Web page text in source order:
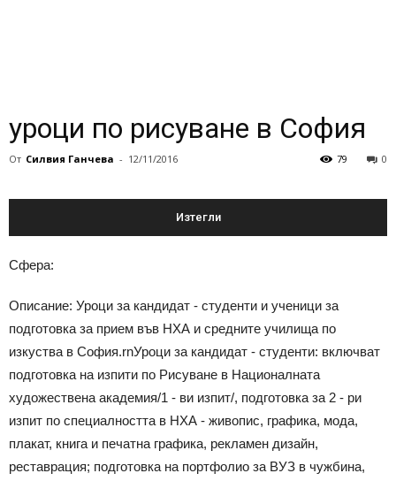
уроци по рисуване в София
От Силвия Ганчева - 12/11/2016 0
79
Изтегли
Сфера:
Описание: Уроци за кандидат - студенти и ученици за
подготовка за прием във НХА и средните училища по
изкуства в София.rnУроци за кандидат - студенти: включват
подготовка на изпити по Рисуване в Националната
художествена академия/1 - ви изпит/, подготовка за 2 - ри
изпит по специалността в НХА - живопис, графика, мода,
плакат, книга и печатна графика, рекламен дизайн,
реставрация; подготовка на портфолио за ВУЗ в чужбина,